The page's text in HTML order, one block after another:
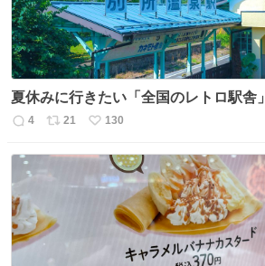
夏休みに行きたい「全国のレトロ駅舎」
返
4
リ
21
い
数
130